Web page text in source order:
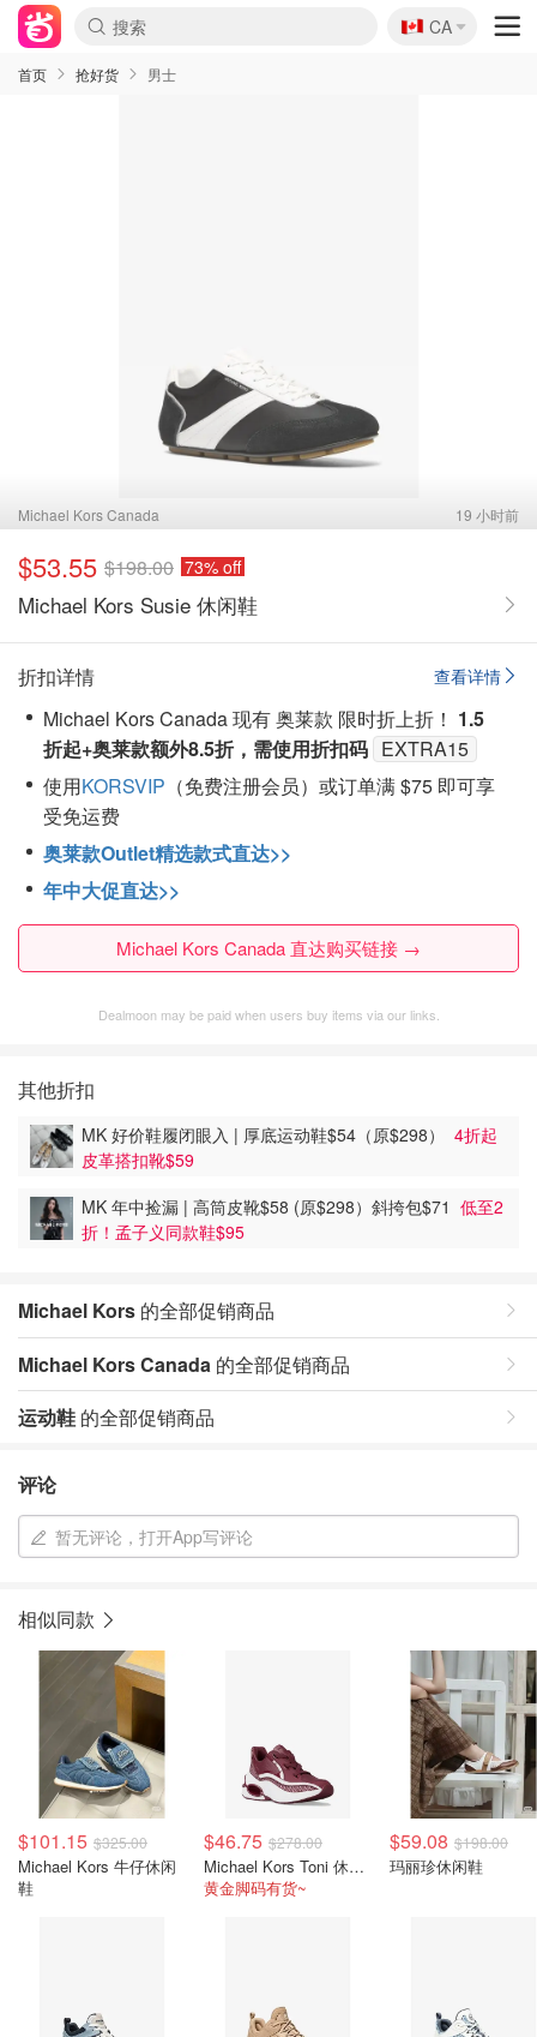
🇨🇦
CA
首页 抢好货 男士
Michael Kors Canada 19 小时前
$53.55 $198.00 73% off
Michael Kors Susie 休闲鞋
查看详情
折扣详情
Michael Kors Canada 现有 奥莱款 限时折上折！ 1.5
折起+奥莱款额外8.5折，需使用折扣码 EXTRA15
使用KORSVIP （免费注册会员）或订单满 $75 即可享
受免运费
奥莱款Outlet精选款式直达>>
年中大促直达>>
Michael Kors Canada 直达购买链接 →
Dealmoon may be paid when users buy items via our links.
其他折扣
MK 好价鞋履闭眼入 | 厚底运动鞋$54（原$298） 4折起
皮革搭扣靴$59
MK 年中捡漏 | 高筒皮靴$58 (原$298）斜挎包$71 低至2
折！孟子义同款鞋$95
Michael Kors 的全部促销商品
Michael Kors Canada 的全部促销商品
运动鞋 的全部促销商品
评论
暂无评论，打开App写评论
相似同款
$101.15 $325.00
Michael Kors 牛仔休闲
鞋
$46.75 $278.00
Michael Kors Toni 休闲混合材质运动鞋
黄金脚码有货~
$59.08 $198.00
玛丽珍休闲鞋